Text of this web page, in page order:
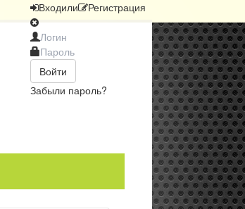
Входили Регистрация
Войти
Забыли пароль?